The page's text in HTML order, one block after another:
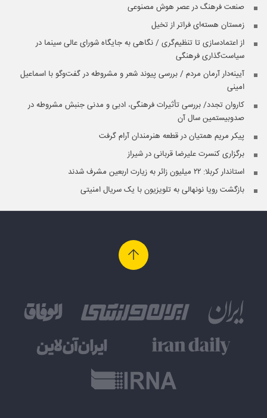
صنعت فرهنگ در عصر هوش مصنوعی
زمستان هسته‌ای فراتر از تخیل
از اعتمادسازی تا تنظیم‌گری / نگاهی به جایگاه شورای عالی سینما در
سیاست‌گذاری فرهنگی
آیینه‌‌دار آرمان مردم / بررسی پیوند شعر و مشروطه در گفت‌‌وگو با اسماعیل
امینی
کاروان تجدد/ بررسی تأثیرات فرهنگی، ادبی و مدنی جنبش مشروطه در
صدوبیستمین سال آن
پیکر مریم همتیان در قطعه هنرمندان آرام گرفت
برگزاری کنسرت علیرضا قربانی در شیراز
استاندار کربلا: ۲۲ میلیون زائر به زیارت اربعین مشرف شدند
بازگشت رویا نونهالی به تلویزیون با یک سریال امنیتی